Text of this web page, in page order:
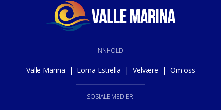
INNHOLD:
Valle Marina | Loma Estrella | Velvære | Om oss
SOSIALE MEDIER: